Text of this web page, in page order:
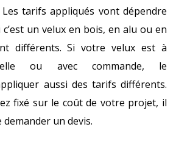
tarifs appliqués vont dépendre
un velux en bois, en alu ou en
différents. Si votre velux est à
ou avec commande, le
aussi des tarifs différents.
fixé sur le coût de votre projet, il
un devis.